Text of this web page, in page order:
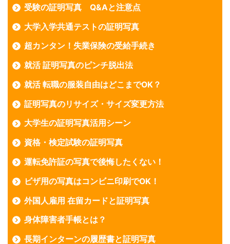
受験の証明写真 Q&Aと注意点
大学入学共通テストの証明写真
超カンタン！失業保険の受給手続き
就活 証明写真のピンチ脱出法
就活 転職の服装自由はどこまでOK？
証明写真のリサイズ・サイズ変更方法
大学生の証明写真活用シーン
資格・検定試験の証明写真
運転免許証の写真で後悔したくない！
ビザ用の写真はコンビニ印刷でOK！
外国人雇用 在留カードと証明写真
身体障害者手帳とは？
長期インターンの履歴書と証明写真